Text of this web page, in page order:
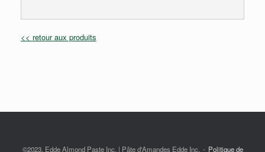
<< retour aux produits
©2023, Edde Almond Paste Inc. | Pâte d'Amandes Edde Inc. Politique de